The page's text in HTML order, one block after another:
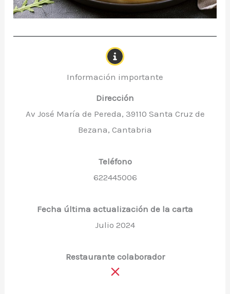
Información importante
Dirección
Av José María de Pereda, 39110 Santa Cruz de
Bezana, Cantabria
Teléfono
622445006
Fecha última actualización de la carta
Julio 2024
Restaurante colaborador